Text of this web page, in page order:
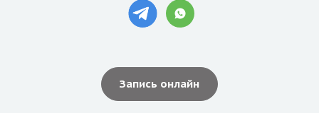
Запись онлайн